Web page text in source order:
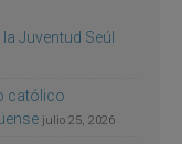
Juventud Seúl
católico
julio 25, 2026